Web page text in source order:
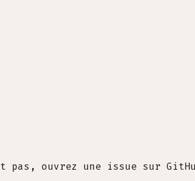
ouvrez une issue sur